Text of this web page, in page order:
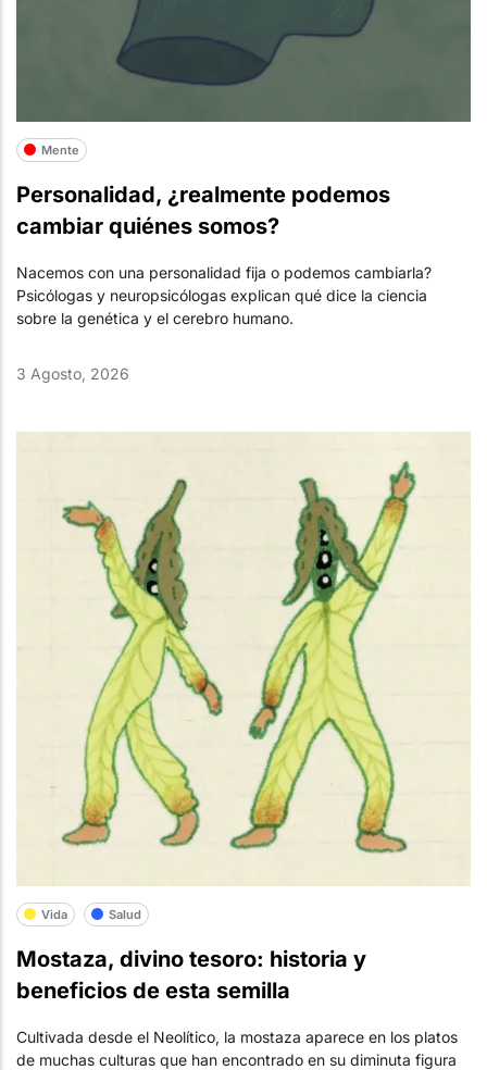
Mente
Personalidad, ¿realmente podemos
cambiar quiénes somos?
Nacemos con una personalidad fija o podemos cambiarla?
Psicólogas y neuropsicólogas explican qué dice la ciencia
sobre la genética y el cerebro humano.
3 Agosto, 2026
Vida Salud
Mostaza, divino tesoro: historia y
beneficios de esta semilla
Cultivada desde el Neolítico, la mostaza aparece en los platos
de muchas culturas que han encontrado en su diminuta figura